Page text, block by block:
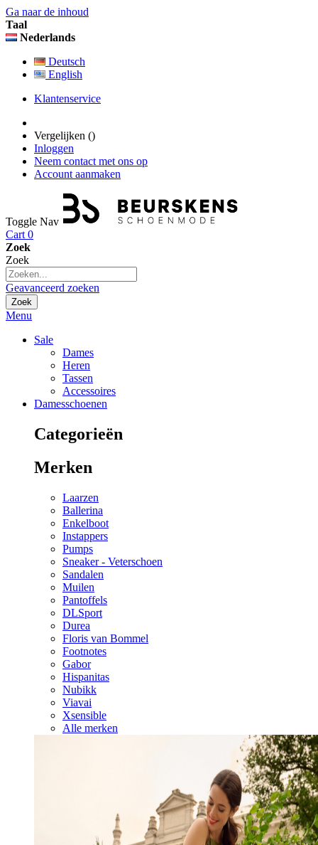
Ga naar de inhoud
Taal
Nederlands
Deutsch
English
Klantenservice
Vergelijken ()
Inloggen
Neem contact met ons op
Account aanmaken
Toggle Nav
Cart 0
Zoek
Zoek
Geavanceerd zoeken
Zoek
Menu
Sale
Dames
Heren
Tassen
Accessoires
Damesschoenen
Categorieën
Merken
Laarzen
Ballerina
Enkelboot
Instappers
Pumps
Sneaker - Veterschoen
Sandalen
Muilen
Pantoffels
DLSport
Durea
Floris van Bommel
Footnotes
Gabor
Hispanitas
Nubikk
Viavai
Xsensible
Alle merken